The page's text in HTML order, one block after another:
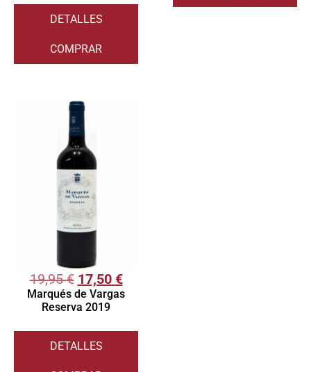
DETALLES
COMPRAR
19,95€ 17,50 €
Marqués de Vargas
Reserva 2019
DETALLES